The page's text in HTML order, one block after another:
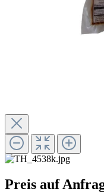
Preis auf